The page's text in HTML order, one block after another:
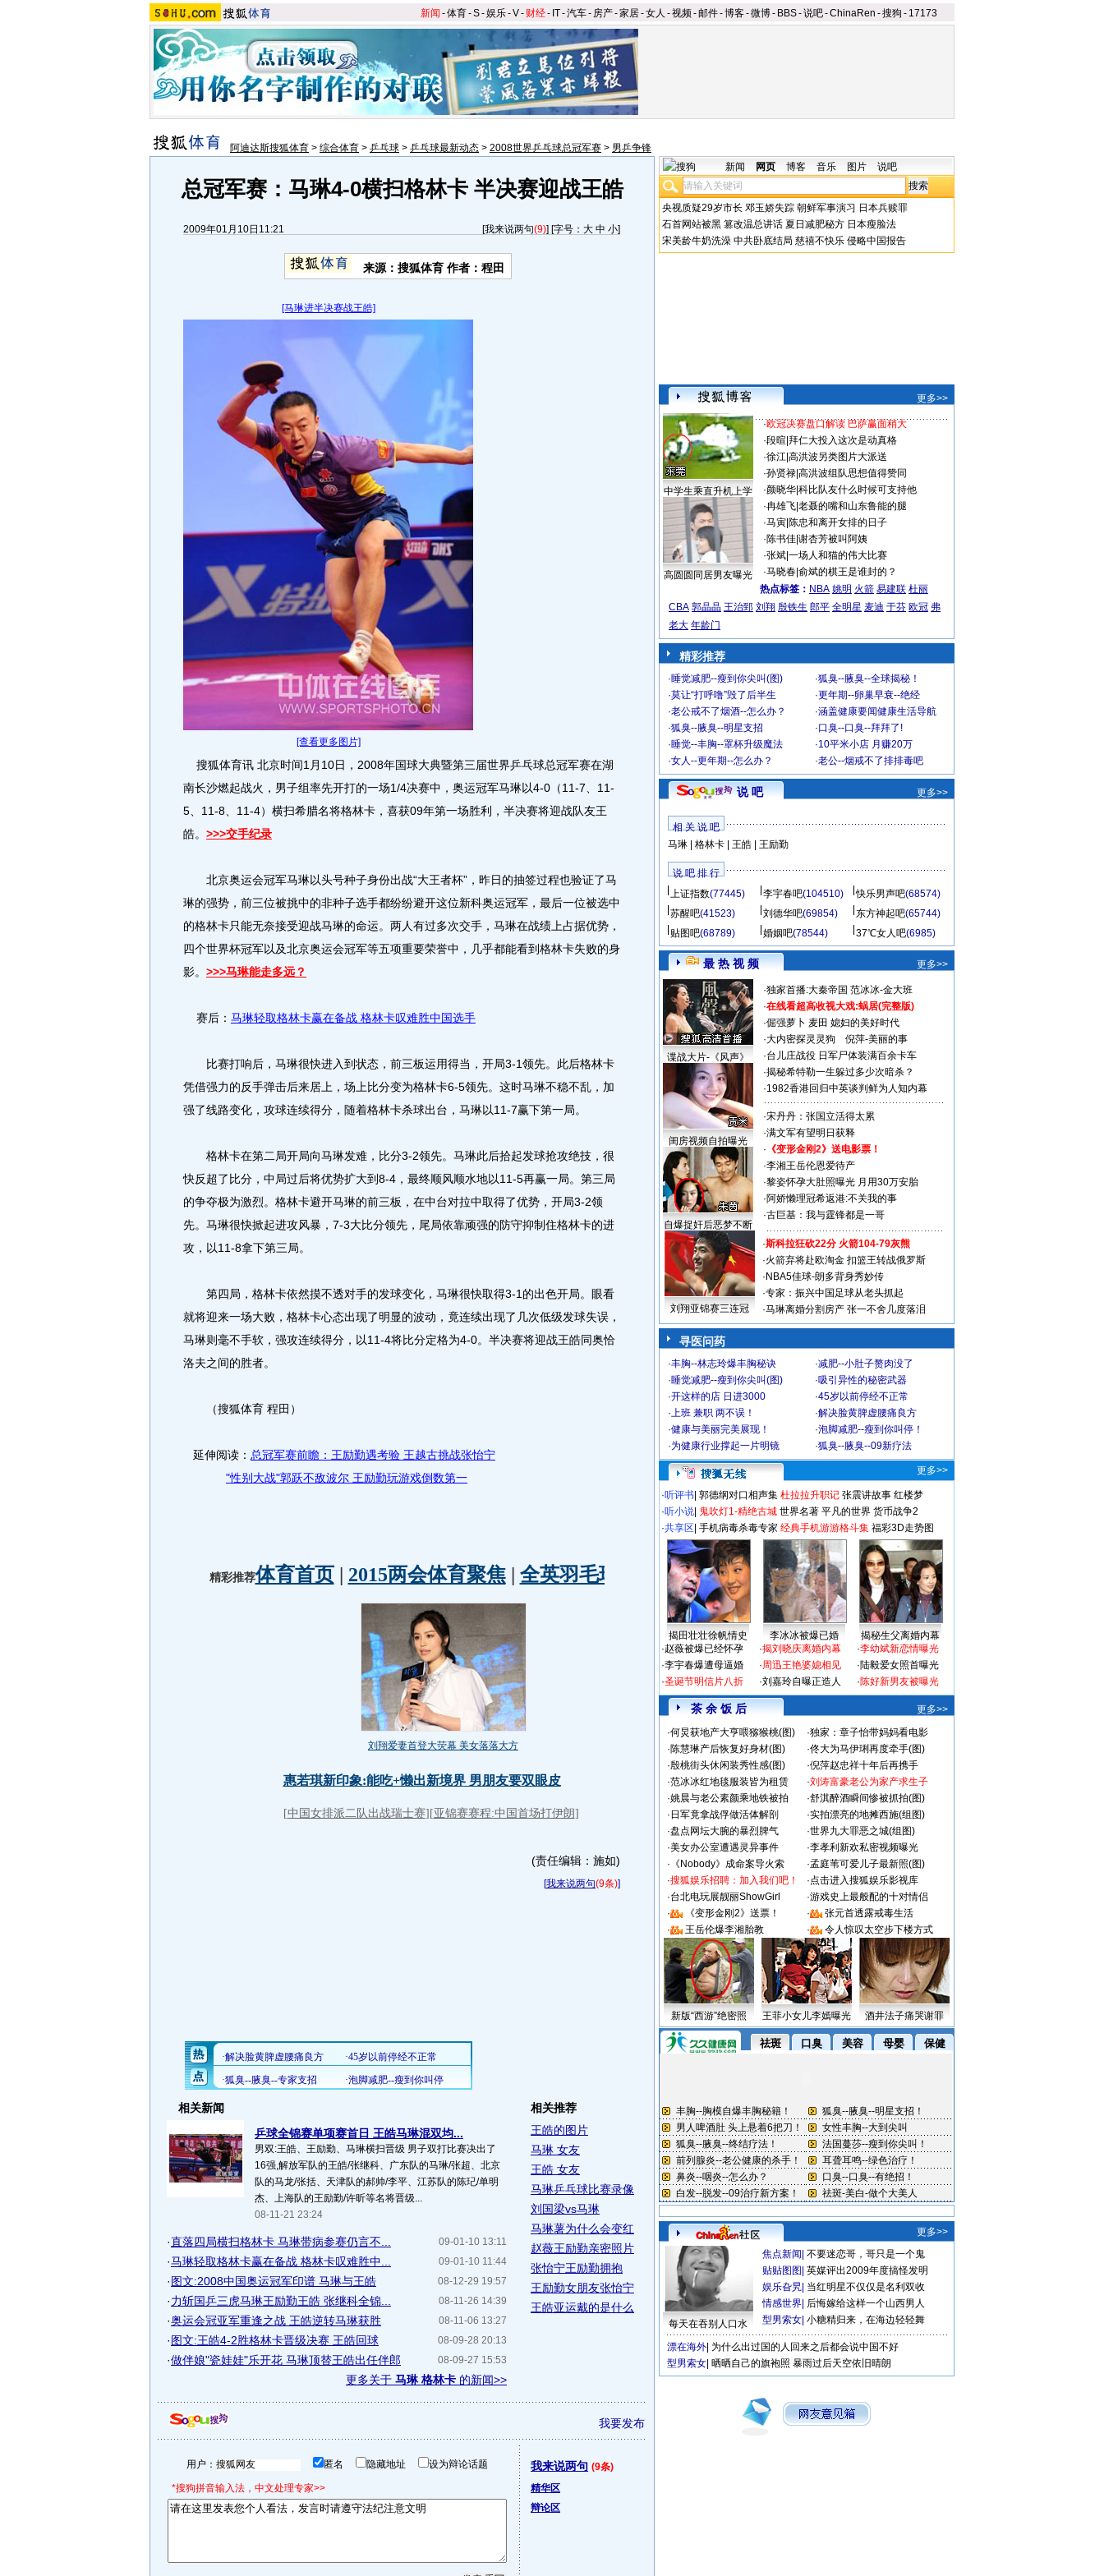
新闻 -体育-S-娱乐-V- 财经- IT-汽车- 房产-家居-女人 -视频-邮件-博客-微博- BBS-说吧-ChinaRen -搜狗 - 17173
阿迪达斯搜狐体育 > 综合体育 > 乒乓球 > 乒乓球最新动态 > 2008世界乒乓球总冠军赛 > 男乒争锋
总冠军赛：马琳4-0横扫格林卡 半决赛迎战王皓
2009年01月10日11:21 [我来说两句(9)] [字号： 大 中 小]
来源：搜狐体育 作者：程田
[马琳进半决赛战王皓]
[查看更多图片]
搜狐体育讯 北京时间1月10日，2008年国球大典暨第三届世界乒乓球总冠军赛在湖
南长沙燃起战火，男子组率先开打的一场1/4决赛中，奥运冠军马琳以4-0（11-7、11-
5、11-8、11-4）横扫希腊名将格林卡，喜获09年第一场胜利，半决赛将迎战队友王
皓。 >>>交手纪录
北京奥运会冠军马琳以头号种子身份出战“大王者杯”，昨日的抽签过程也验证了马
琳的强势，前三位被挑中的非种子选手都纷纷避开这位新科奥运冠军，最后一位被选中
的格林卡只能无奈接受迎战马琳的命运。两人有过多次交手，马琳在战绩上占据优势，
四个世界杯冠军以及北京奥运会冠军等五项重要荣誉中，几乎都能看到格林卡失败的身
影。 >>>马琳能走多远？
赛后： 马琳轻取格林卡赢在备战 格林卡叹难胜中国选手
比赛打响后，马琳很快进入到状态，前三板运用得当，开局3-1领先。此后格林卡
凭借强力的反手弹击后来居上，场上比分变为格林卡6-5领先。这时马琳不稳不乱，加
强了线路变化，攻球连续得分，随着格林卡杀球出台，马琳以11-7赢下第一局。
格林卡在第二局开局向马琳发难，比分3-2领先。马琳此后拾起发球抢攻绝技，很
快反超了比分，中局过后将优势扩大到8-4，最终顺风顺水地以11-5再赢一局。第三局
的争夺极为激烈。格林卡避开马琳的前三板，在中台对拉中取得了优势，开局3-2领
先。马琳很快掀起进攻风暴，7-3大比分领先，尾局依靠顽强的防守抑制住格林卡的进
攻，以11-8拿下第三局。
第四局，格林卡依然摸不透对手的发球变化，马琳很快取得3-1的出色开局。眼看
就将迎来一场大败，格林卡心态出现了明显的波动，竟连续出现了几次低级发球失误，
马琳则毫不手软，强攻连续得分，以11-4将比分定格为4-0。半决赛将迎战王皓同奥恰
洛夫之间的胜者。
（搜狐体育 程田）
延伸阅读： 总冠军赛前瞻：王励勤遇考验 王越古挑战张怡宁
"性别大战"郭跃不敌波尔 王励勤玩游戏倒数第一
(责任编辑：施如)
[我来说两句(9条)]
相关新闻
乒球全锦赛单项赛首日 王皓马琳混双均...
男双:王皓、王励勤、马琳横扫晋级 男子双打比赛决出了
16强,解放军队的王皓/张继科、广东队的马琳/张超、北京
队的马龙/张括、天津队的郝帅/李平、江苏队的陈玘/单明
杰、上海队的王励勤/许昕等名将晋级...
08-11-21 23:24
09-01-10 13:11
·直落四局横扫格林卡 马琳带病参赛仍言不...
09-01-10 11:44
·马琳轻取格林卡赢在备战 格林卡叹难胜中...
08-12-29 19:57
·图文:2008中国奥运冠军印谱 马琳与王皓
08-11-26 14:39
·力斩国乒三虎马琳王励勤王皓 张继科全锦...
08-11-06 13:27
·奥运会冠亚军重逢之战 王皓逆转马琳获胜
08-09-28 20:13
·图文:王皓4-2胜格林卡晋级决赛 王皓回球
08-09-27 15:53
·做伴娘"瓷娃娃"乐开花 马琳顶替王皓出任伴郎
更多关于 马琳 格林卡 的新闻>>
相关推荐
王皓的图片
马琳 女友
王皓 女友
马琳乒乓球比赛录像
刘国梁vs马琳
马琳薯为什么会变红
赵薇王励勤亲密照片
张怡宁王励勤拥抱
王励勤女朋友张怡宁
王皓亚运戴的是什么
我要发布
用户： 匿名 隐藏地址 设为辩论话题
*搜狗拼音输入法，中文处理专家>>
我来说两句 (9条)
精华区
辩论区
新闻 网页 博客 音乐 图片 说吧
央视质疑29岁市长 邓玉娇失踪 朝鲜军事演习 日本兵赎罪
石首网站被黑 篡改温总讲话 夏日减肥秘方 日本瘦脸法
宋美龄牛奶洗澡 中共卧底结局 慈禧不快乐 侵略中国报告
更多>>
中学生乘直升机上学
高圆圆同居男友曝光
·欧冠决赛盘口解读 巴萨赢面稍大
·段暄 拜仁大投入这次是动真格
·徐江| 高洪波另类图片大派送
·孙贤禄| 高洪波组队思想值得赞同
·颜晓华| 科比队友什么时候可支持他
·冉雄飞| 老聂的嘴和山东鲁能的腿
·马寅| 陈忠和离开女排的日子
·陈书佳| 谢杏芳被叫阿姨
·张斌| 一场人和猫的伟大比赛
·马晓春| 俞斌的棋王是谁封的？
热点标签： NBA 姚明 火箭 易建联 杜丽
CBA 郭晶晶 王治郅 刘翔 殷铁生 郎平 全明星 麦迪 于芬 欧冠 弗
老大 年龄门
精彩推荐
·睡觉减肥--瘦到你尖叫(图) ·狐臭--腋臭--全球揭秘！
·莫让“打呼噜”毁了后半生 ·更年期--卵巢早衰--绝经
·老公戒不了烟酒--怎么办？ ·涵盖健康要闻健康生活导航
·狐臭--腋臭--明星支招 ·口臭--口臭--拜拜了!
·睡觉--丰胸--罩杯升级魔法 ·10平米小店 月赚20万
·女人--更年期--怎么办？ ·老公--烟戒不了排排毒吧
说 吧 更多>>
相 关 说 吧
马琳| 格林卡| 王皓| 王励勤
说 吧 排 行
上证指数(77445) 李宇春吧(104510) 快乐男声吧(68574)
苏醒吧(41523) 刘德华吧(69854) 东方神起吧(65744)
贴图吧(68789) 婚姻吧(78544) 37℃女人吧(6985)
最 热 视 频 更多>>
谍战大片-《风声》
闺房视频自拍曝光
自爆捉奸后恶梦不断
·独家首播:大秦帝国 范冰冰-金大班
·在线看超高收视大戏:蜗居(完整版)
·倔强萝卜 麦田 媳妇的美好时代
·大内密探灵灵狗
倪萍-美丽的事
·台儿庄战役 日军尸体装满百余卡车
·揭秘希特勒一生躲过多少次暗杀？
·1982香港回归中英谈判鲜为人知内幕
·宋丹丹：张国立活得太累
·满文军有望明日获释
· 《变形金刚2》送电影票！
·李湘王岳伦恩爱待产
·黎姿怀孕大肚照曝光 月用30万安胎
·阿娇懒理冠希返港:不关我的事
·古巨基：我与霆锋都是一哥
刘翔亚锦赛三连冠
·斯科拉狂砍22分 火箭104-79灰熊
·火箭弃将赴欧淘金 扣篮王转战俄罗斯
· NBA5佳球-朗多背身秀妙传
·专家：振兴中国足球从老头抓起
·马琳离婚分割房产 张一不舍几度落泪
寻医问药
·丰胸--林志玲爆丰胸秘诀 ·减肥--小肚子赘肉没了
·睡觉减肥--瘦到你尖叫(图) ·吸引异性的秘密武器
·开这样的店 日进3000 ·45岁以前停经不正常
·上班 兼职 两不误！ ·解决脸黄脾虚腰痛良方
·健康与美丽完美展现！ ·泡脚减肥--瘦到你叫停！
·为健康行业撑起一片明镜 ·狐臭--腋臭--09新疗法
更多>>
·听评书 郭德纲对口相声集 杜拉拉升职记 张震讲故事 红楼梦
·听小说 鬼吹灯1-精绝古城 世界名著 平凡的世界 货币战争2
·共享区 手机病毒杀毒专家 经典手机游游格斗集 福彩3D走势图
揭田壮壮徐帆情史 李冰冰被爆已婚
揭秘生父离婚内幕
·赵薇被爆已经怀孕
·李宇春爆遭母逼婚
·圣诞节明信片八折
·揭刘晓庆离婚内幕
·周迅王艳婆媳相见
·刘嘉玲自曝正造人
·李幼斌新恋情曝光
·陆毅爱女照首曝光
·陈好新男友被曝光
茶 余 饭 后
更多>>
·何炅获地产大亨喂猕猴桃(图) ·独家：章子怡带妈妈看电影
·陈慧琳产后恢复好身材(图) ·佟大为马伊琍再度牵手(图)
·殷桃街头休闲装秀性感(图) ·倪萍赵忠祥十年后再携手
·范冰冰红地毯服装皆为租赁 ·刘涛富豪老公为家产求生子
·姚晨与老公素颜乘地铁被拍 ·舒淇醉酒瞬间惨被抓拍(图)
· 日军竟拿战俘做活体解剖 ·实拍漂亮的地摊西施(组图)
·盘点网坛大腕的暴烈脾气 ·世界九大罪恶之城(组图)
·美女办公室遭遇灵异事件 ·李孝利新欢私密视频曝光
· 《Nobody》成命案导火索 ·孟庭苇可爱儿子最新照(图)
·搜狐娱乐招聘：加入我们吧！ ·点击进入搜狐娱乐影视库
·台北电玩展靓丽ShowGirl ·游戏史上最般配的十对情侣
·
《变形金刚2》送票！ ·
张元首透露戒毒生活
·
王岳伦爆李湘胎教 · 令人惊叹太空步下楼方式
新版“西游”绝密照 王菲小女儿李嫣曝光 酒井法子痛哭谢罪
更多>>
每天在吞别人口水
焦点新闻 不要迷恋哥，哥只是一个鬼
贴贴图图 英媒评出2009年度搞怪发明
娱乐旮旯 当红明星不仅仅是名利双收
情感世界 后悔嫁给这样一个山西男人
型男索女 小糖精归来，在海边轻轻舞
漂在海外 为什么出过国的人回来之后都会说中国不好
型男索女 晒晒自己的旗袍照 暴雨过后天空依旧晴朗